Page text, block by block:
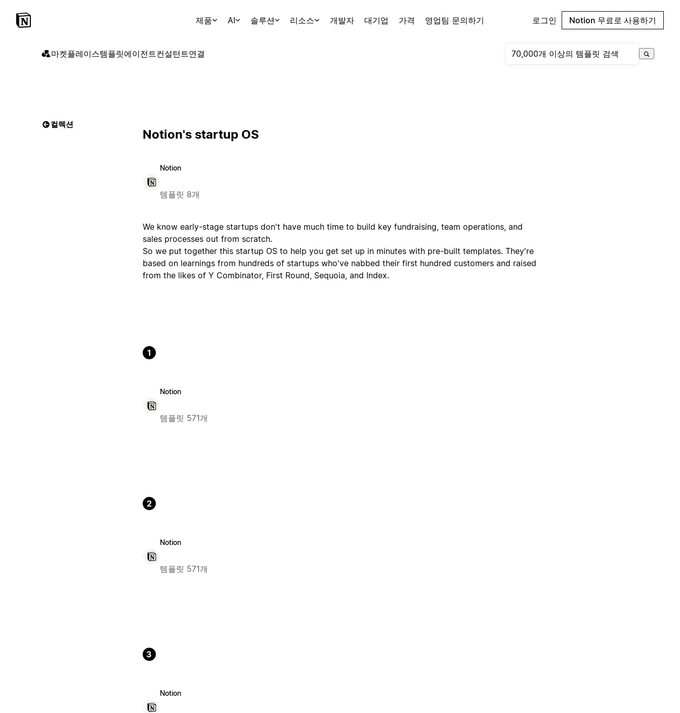
제품 AI 솔루션 리소스 개발자 대기업 가격 영업팀 문의하기 로그인 Notion 무료로 사용하기
마켓플레이스템플릿에이전트컨설턴트연결
컬렉션
Notion's startup OS
Notion
템플릿 8개
We know early-stage startups don't have much time to build key fundraising, team operations, and
sales processes out from scratch.
So we put together this startup OS to help you get set up in minutes with pre-built templates. They're
based on learnings from hundreds of startups who've nabbed their first hundred customers and raised
from the likes of Y Combinator, First Round, Sequoia, and Index.
1
Notion
템플릿 571개
2
Notion
템플릿 571개
3
Notion